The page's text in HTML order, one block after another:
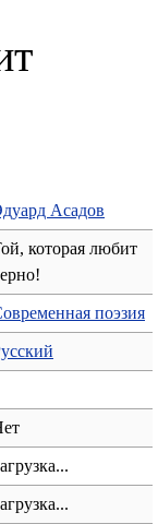
Асадов
которая любит
поэзия